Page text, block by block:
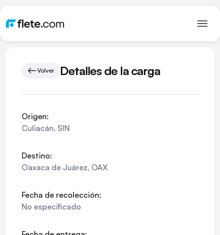
Volver Detalles de la carga
Origen:
Culiacán, SIN
Destino:
Oaxaca de Juárez, OAX
Fecha de recolección:
No especificado